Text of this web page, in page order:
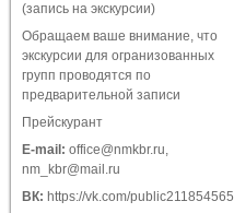
(запись на экскурсии)
Обращаем ваше внимание, что
экскурсии для огранизованных
групп проводятся по
предварительной записи
Прейскурант
E-mail: office@nmkbr.ru,
nm_kbr@mail.ru
ВК: https://vk.com/public211854565